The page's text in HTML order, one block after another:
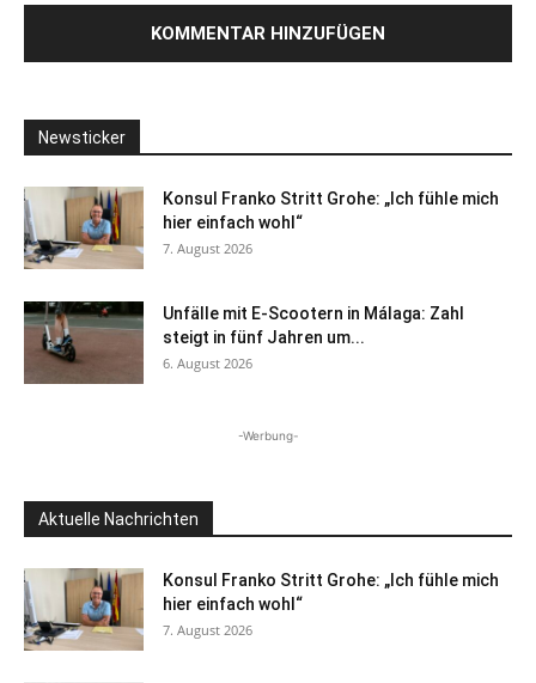
Newsticker
Konsul Franko Stritt Grohe: „Ich fühle mich
hier einfach wohl“
7. August 2026
Unfälle mit E-Scootern in Málaga: Zahl
steigt in fünf Jahren um...
6. August 2026
-Werbung-
Aktuelle Nachrichten
Konsul Franko Stritt Grohe: „Ich fühle mich
hier einfach wohl“
7. August 2026